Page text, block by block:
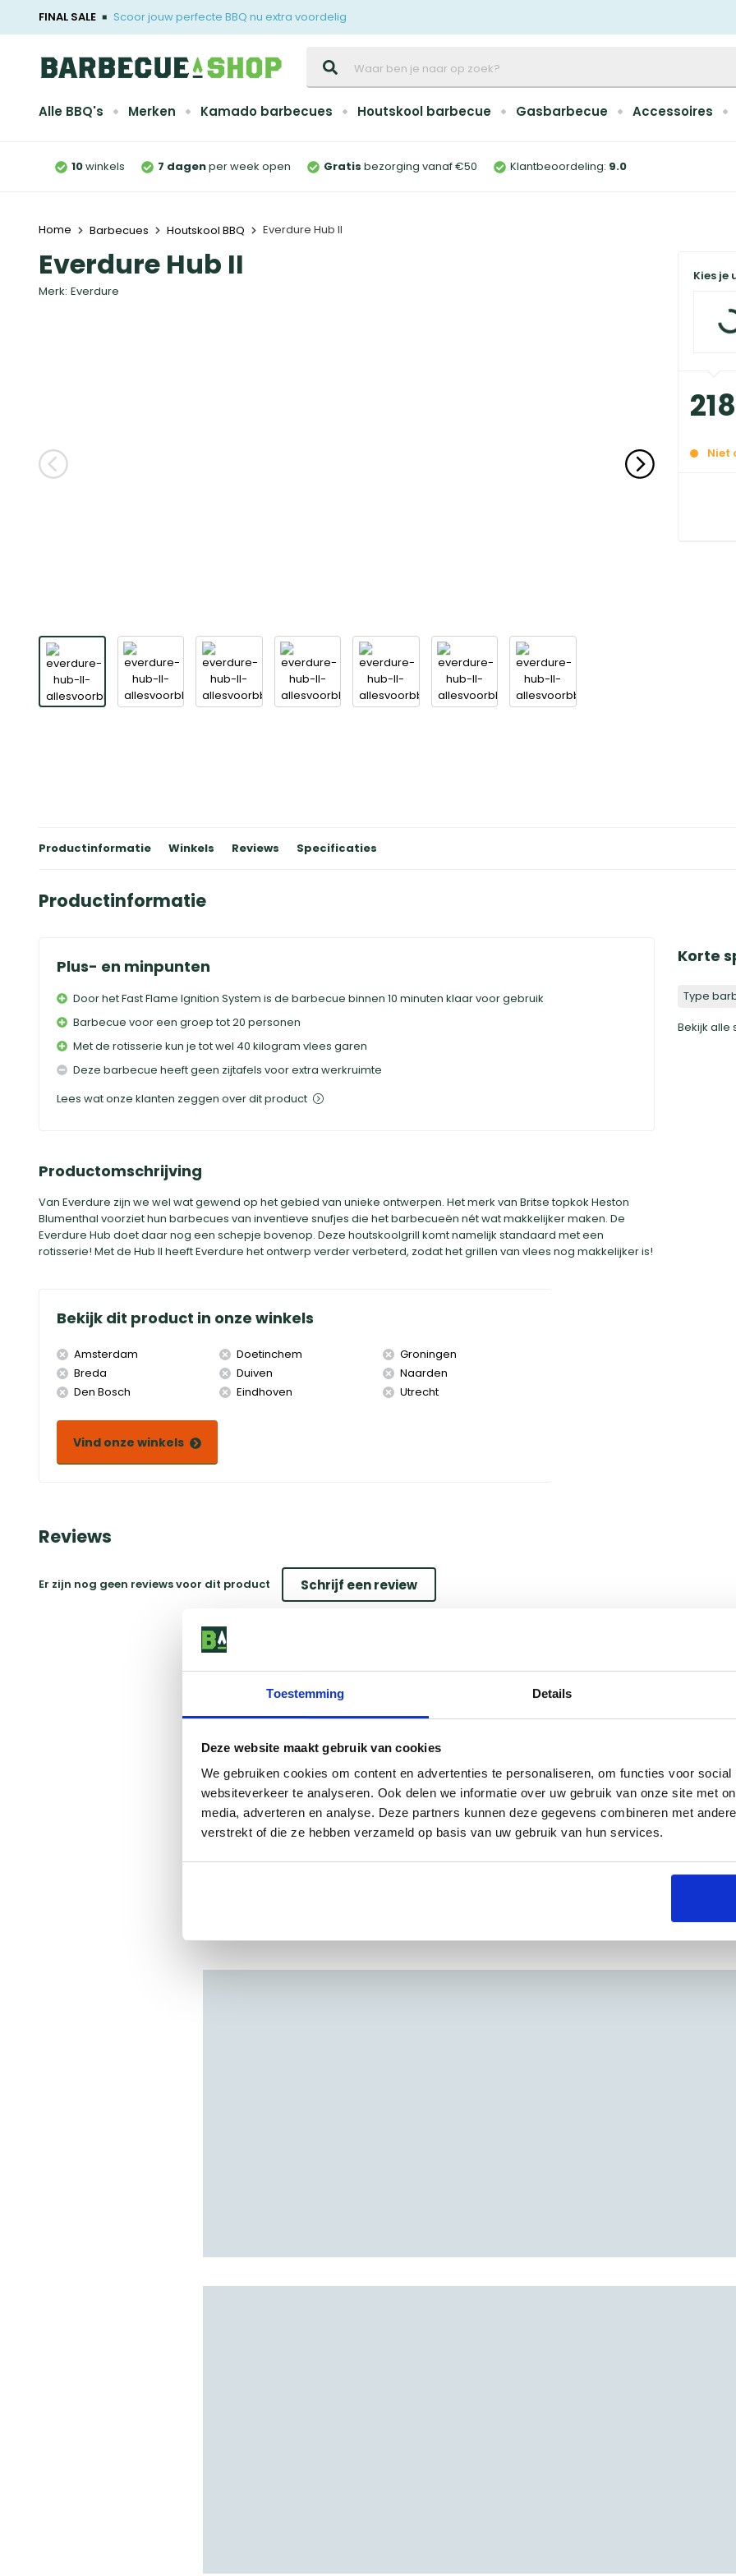
Toestemming Details
Deze website maakt gebruik van cookies
We gebruiken cookies om content en advertenties te personaliseren, om functies voor
websiteverkeer te analyseren. Ook delen we informatie over uw gebruik van onze site met
media, adverteren en analyse. Deze partners kunnen deze gegevens combineren met
verstrekt of die ze hebben verzameld op basis van uw gebruik van hun services.
FINAL SALE Scoor jouw perfecte BBQ nu extra voordelig
Alle BBQ's Merken Kamado barbecues Houtskool barbecue Gasbarbecue Accessoires
10winkels 7 dagenper week open Gratis bezorging vanaf €50 Klantbeoordeling: 9.0
Home Barbecues Houtskool BBQ Everdure Hub II
Everdure Hub II
Merk: Everdure
Kies je
Niet
Productinformatie Winkels Reviews Specificaties
Productinformatie
Plus- en minpunten
Door het Fast Flame Ignition System is de barbecue binnen 10 minuten klaar voor gebruik
Barbecue voor een groep tot 20 personen
Met de rotisserie kun je tot wel 40 kilogram vlees garen
Deze barbecue heeft geen zijtafels voor extra werkruimte
Lees wat onze klanten zeggen over dit product
Productomschrijving
Van Everdure zijn we wel wat gewend op het gebied van unieke ontwerpen. Het merk van Britse topkok Heston
Blumenthal voorziet hun barbecues van inventieve snufjes die het barbecueën nét wat makkelijker maken. De
Everdure Hub doet daar nog een schepje bovenop. Deze houtskoolgrill komt namelijk standaard met een
rotisserie! Met de Hub II heeft Everdure het ontwerp verder verbeterd, zodat het grillen van vlees nog makkelijker is!
Korte
Type
Bekijk alle
Bekijk dit product in onze winkels
Amsterdam
Breda
Den Bosch
Doetinchem
Duiven
Eindhoven
Groningen
Naarden
Utrecht
Vind onze winkels
Reviews
Er zijn nog geen reviews voor dit product Schrijf een review